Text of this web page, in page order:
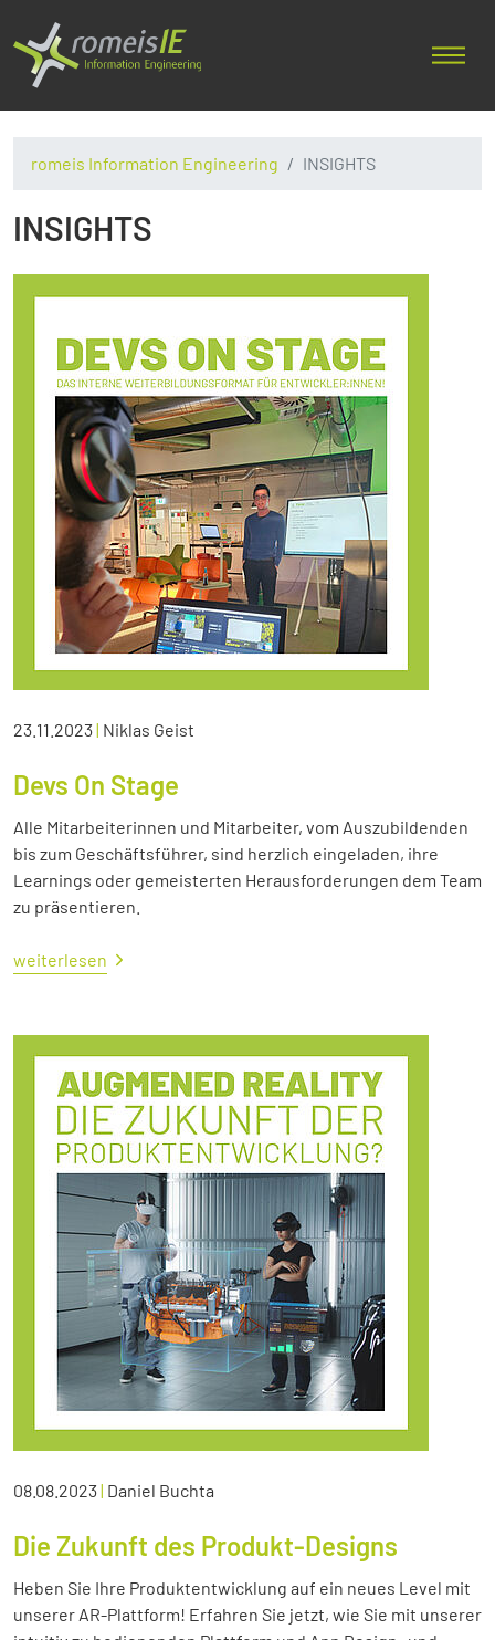
romeis Information Engineering INSIGHTS
INSIGHTS
23.11.2023| Niklas Geist
Devs On Stage
Alle Mitarbeiterinnen und Mitarbeiter, vom Auszubildenden
bis zum Geschäftsführer, sind herzlich eingeladen, ihre
Learnings oder gemeisterten Herausforderungen dem Team
zu präsentieren.
weiterlesen
08.08.2023| Daniel Buchta
Die Zukunft des Produkt-Designs
Heben Sie Ihre Produktentwicklung auf ein neues Level mit
unserer AR-Plattform! Erfahren Sie jetzt, wie Sie mit unserer